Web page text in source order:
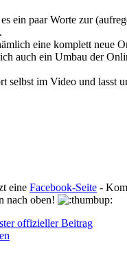
ein paar Worte zur
eine komplett neue
auch ein Umbau der
selbst im Video und lasst
eine Facebook-Seite -
nach oben!
offizieller Beitrag